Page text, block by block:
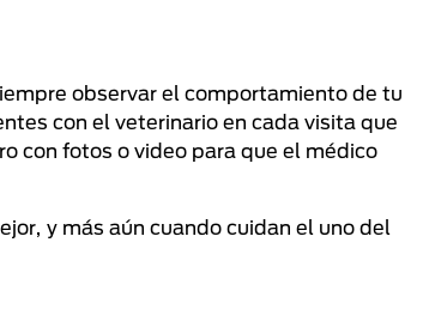
observar el comportamiento de tu
con el veterinario en cada visita que
con fotos o video para que el médico
y más aún cuando cuidan el uno del